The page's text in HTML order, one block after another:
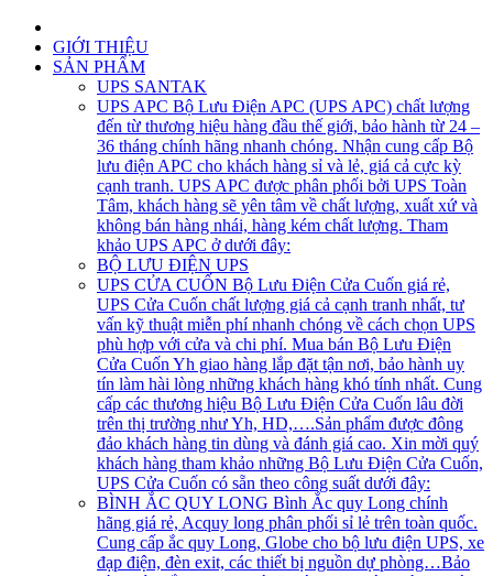
GIỚI THIỆU
SẢN PHẨM
UPS SANTAK
UPS APC Bộ Lưu Điện APC (UPS APC) chất lượng
đến từ thương hiệu hàng đầu thế giới, bảo hành từ 24 –
36 tháng chính hãng nhanh chóng. Nhận cung cấp Bộ
lưu điện APC cho khách hàng sỉ và lẻ, giá cả cực kỳ
cạnh tranh. UPS APC được phân phối bởi UPS Toàn
Tâm, khách hàng sẽ yên tâm về chất lượng, xuất xứ và
không bán hàng nhái, hàng kém chất lượng. Tham
khảo UPS APC ở dưới đây:
BỘ LƯU ĐIỆN UPS
UPS CỬA CUỐN Bộ Lưu Điện Cửa Cuốn giá rẻ,
UPS Cửa Cuốn chất lượng giá cả cạnh tranh nhất, tư
vấn kỹ thuật miễn phí nhanh chóng về cách chọn UPS
phù hợp với cửa và chi phí. Mua bán Bộ Lưu Điện
Cửa Cuốn Yh giao hàng lắp đặt tận nơi, bảo hành uy
tín làm hài lòng những khách hàng khó tính nhất. Cung
cấp các thương hiệu Bộ Lưu Điện Cửa Cuốn lâu đời
trên thị trường như Yh, HD,….Sản phẩm được đông
đảo khách hàng tin dùng và đánh giá cao. Xin mời quý
khách hàng tham khảo những Bộ Lưu Điện Cửa Cuốn,
UPS Cửa Cuốn có sẵn theo công suất dưới đây:
BÌNH ẮC QUY LONG Bình Ắc quy Long chính
hãng giá rẻ, Acquy long phân phối sỉ lẻ trên toàn quốc.
Cung cấp ắc quy Long, Globe cho bộ lưu điện UPS, xe
đạp điện, đèn exit, các thiết bị nguồn dự phòng…Bảo